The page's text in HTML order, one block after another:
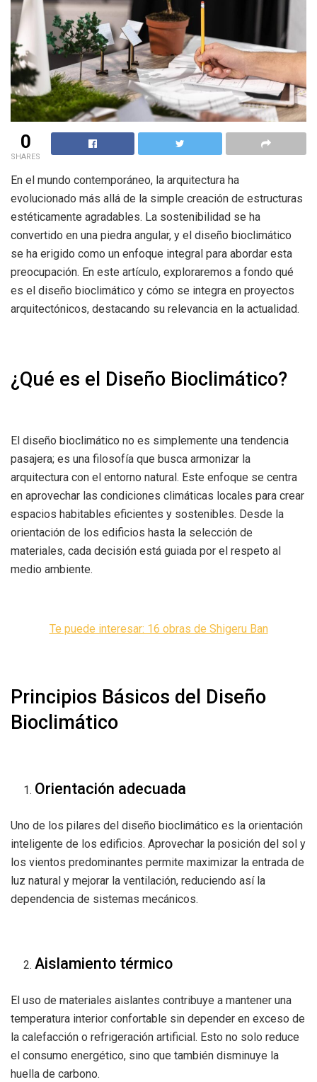
0
SHARES
En el mundo contemporáneo, la arquitectura ha
evolucionado más allá de la simple creación de estructuras
estéticamente agradables. La sostenibilidad se ha
convertido en una piedra angular, y el diseño bioclimático
se ha erigido como un enfoque integral para abordar esta
preocupación. En este artículo, exploraremos a fondo qué
es el diseño bioclimático y cómo se integra en proyectos
arquitectónicos, destacando su relevancia en la actualidad.
¿Qué es el Diseño Bioclimático?
El diseño bioclimático no es simplemente una tendencia
pasajera; es una filosofía que busca armonizar la
arquitectura con el entorno natural. Este enfoque se centra
en aprovechar las condiciones climáticas locales para crear
espacios habitables eficientes y sostenibles. Desde la
orientación de los edificios hasta la selección de
materiales, cada decisión está guiada por el respeto al
medio ambiente.
Te puede interesar: 16 obras de Shigeru Ban
Principios Básicos del Diseño
Bioclimático
Orientación adecuada
Uno de los pilares del diseño bioclimático es la orientación
inteligente de los edificios. Aprovechar la posición del sol y
los vientos predominantes permite maximizar la entrada de
luz natural y mejorar la ventilación, reduciendo así la
dependencia de sistemas mecánicos.
Aislamiento térmico
El uso de materiales aislantes contribuye a mantener una
temperatura interior confortable sin depender en exceso de
la calefacción o refrigeración artificial. Esto no solo reduce
el consumo energético, sino que también disminuye la
huella de carbono.